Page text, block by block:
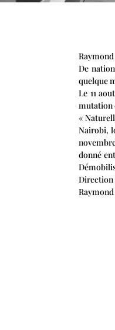
De
quelque
Le 11
mutation
«
Nairobi,
donné
Direction